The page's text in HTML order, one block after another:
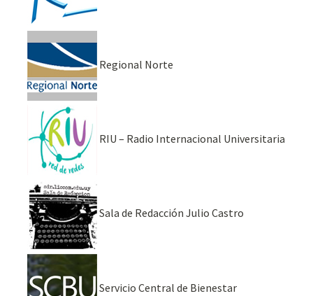
Regional Norte
RIU – Radio Internacional Universitaria
Sala de Redacción Julio Castro
Servicio Central de Bienestar